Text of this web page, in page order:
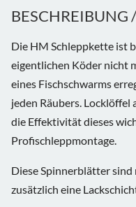
BESCHREIBUNG
Die HM Schleppkette ist
eigentlichen Köder nicht
eines Fischschwarms
jeden Räubers.
die Effektivität dieses
Profischleppmontage.
Diese Spinnerblätter
zusätzlich eine